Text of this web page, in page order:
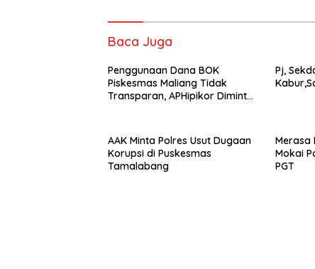
Baca Juga
Penggunaan Dana BOK
Piskesmas Maliang Tidak
Transparan, APHipikor Diminta
Pj,
AAK Minta Polres Usut Dugaan
Korupsi di Puskesmas
Tamalabang
Merasa
Mokai
PGT